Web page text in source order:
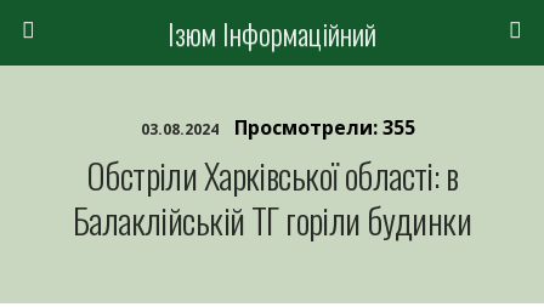
Ізюм Інформаційний
03.08.2024 Просмотрели: 355
Обстріли Харківської області: в
Балаклійській ТГ горіли будинки